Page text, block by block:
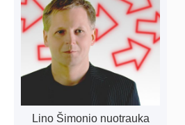
Lino Šimonio nuotrauka